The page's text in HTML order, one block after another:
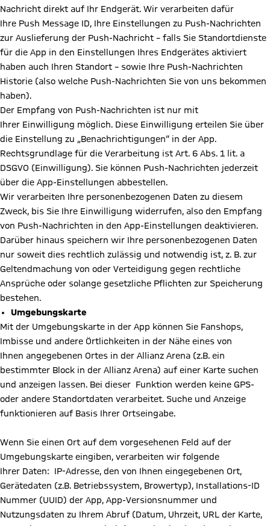
Nachricht direkt auf Ihr Endgerät. Wir verarbeiten dafür
Ihre Push Message ID, Ihre Einstellungen zu Push-Nachrichten
zur Auslieferung der Push-Nachricht – falls Sie Standortdienste
für die App in den Einstellungen Ihres Endgerätes aktiviert
haben auch Ihren Standort – sowie Ihre Push-Nachrichten
Historie (also welche Push-Nachrichten Sie von uns bekommen
haben).
Der Empfang von Push-Nachrichten ist nur mit
Ihrer Einwilligung möglich. Diese Einwilligung erteilen Sie über
die Einstellung zu „Benachrichtigungen“ in der App.
Rechtsgrundlage für die Verarbeitung ist Art. 6 Abs. 1 lit. a
DSGVO (Einwilligung). Sie können Push-Nachrichten jederzeit
über die App-Einstellungen abbestellen.
Wir verarbeiten Ihre personenbezogenen Daten zu diesem
Zweck, bis Sie Ihre Einwilligung widerrufen, also den Empfang
von Push-Nachrichten in den App-Einstellungen deaktivieren.
Darüber hinaus speichern wir Ihre personenbezogenen Daten
nur soweit dies rechtlich zulässig und notwendig ist, z. B. zur
Geltendmachung von oder Verteidigung gegen rechtliche
Ansprüche oder solange gesetzliche Pflichten zur Speicherung
bestehen.
Umgebungskarte
Mit der Umgebungskarte in der App können Sie Fanshops,
Imbisse und andere Örtlichkeiten in der Nähe eines von
Ihnen angegebenen Ortes in der Allianz Arena (z.B. ein
bestimmter Block in der Allianz Arena) auf einer Karte suchen
und anzeigen lassen. Bei dieser Funktion werden keine GPS-
oder andere Standortdaten verarbeitet. Suche und Anzeige
funktionieren auf Basis Ihrer Ortseingabe.
Wenn Sie einen Ort auf dem vorgesehenen Feld auf der
Umgebungskarte eingiben, verarbeiten wir folgende
Ihrer Daten: IP-Adresse, den von Ihnen eingegebenen Ort,
Gerätedaten (z.B. Betriebssystem, Browertyp), Installations-ID
Nummer (UUID) der App, App-Versionsnummer und
Nutzungsdaten zu Ihrem Abruf (Datum, Uhrzeit, URL der Karte,